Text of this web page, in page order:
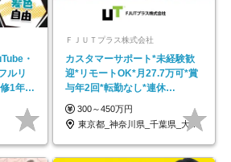
・
ルリ
1年間
ＦＪＵＴプラス株式会社
カスタマーサポート*未経験歓
迎*リモートOK*月27.7万可*賞
与年2回*転勤なし*連休
OK/ZE010232
300～450万円
東京都_神奈川県_千葉県_大阪府_愛知県…